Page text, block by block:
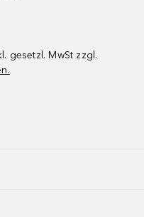
gesetzl. MwSt zzgl.